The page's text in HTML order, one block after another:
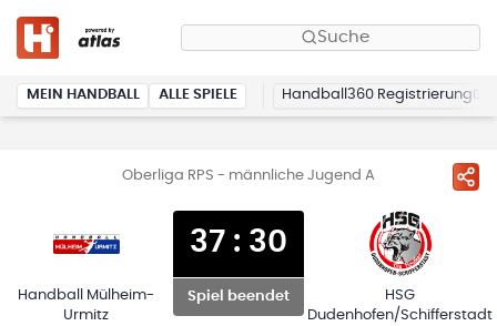
Suche
MEIN HANDBALL ALLE SPIELE Handball360 Registrierung
Oberliga RPS - männliche Jugend A
Handball Mülheim-
Urmitz
37: 30
Spiel beendet
HSG
Dudenhofen/Schifferstadt